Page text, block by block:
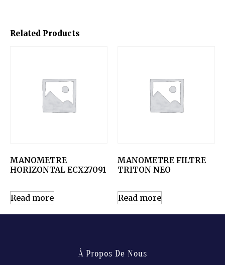
Related Products
MANOMETRE
HORIZONTAL ECX27091
Read more
MANOMETRE FILTRE
TRITON NEO
Read more
À Propos De Nous